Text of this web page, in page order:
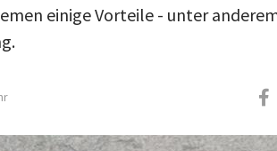
einige Vorteile - unter